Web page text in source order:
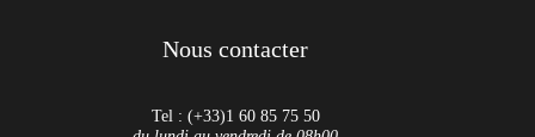
Nous contacter
Tel : (+33)1 60 85 75 50